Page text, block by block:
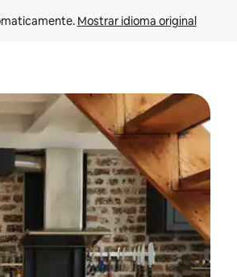
Mostrar idioma original